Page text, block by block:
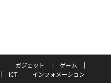
ガジェット
ゲーム
ICT
インフォメーション